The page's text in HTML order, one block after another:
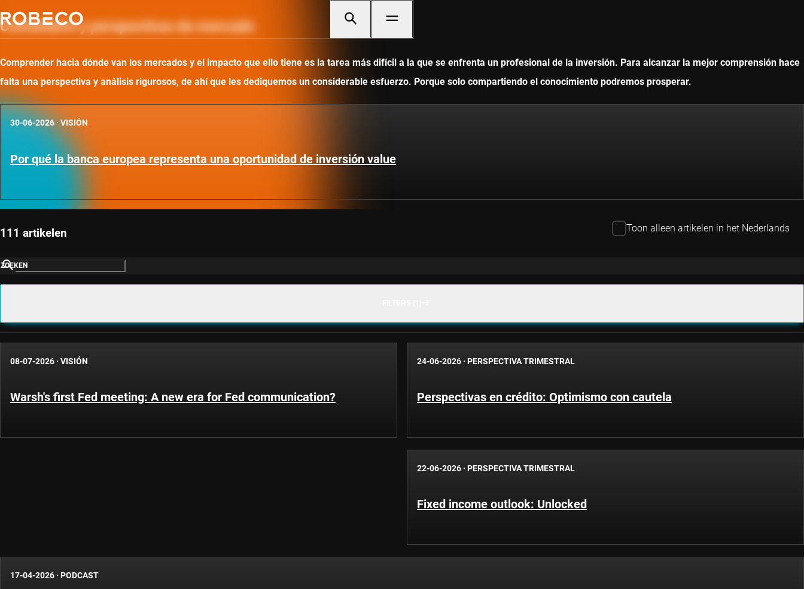
Comentario y perspectivas de mercado
Comprender hacia dónde van los mercados y el impacto que ello tiene es la tarea más difícil a la que se enfrenta un profesional de la inversión. Para alcanzar la mejor comprensión hace
falta una perspectiva y análisis rigurosos, de ahí que les dediquemos un considerable esfuerzo. Porque solo compartiendo el conocimiento podremos prosperar.
30-06-2026·VISIÓN
Por qué la banca europea representa una oportunidad de inversión value
111 artikelen Toon alleen artikelen in het Nederlands
ZOEKEN
08-07-2026 · VISIÓN
Warsh's first Fed meeting: A new era for Fed communication?
24-06-2026 · PERSPECTIVA TRIMESTRAL
Perspectivas en crédito: Optimismo con cautela
22-06-2026 · PERSPECTIVA TRIMESTRAL
Fixed income outlook: Unlocked
17-04-2026 · PODCAST